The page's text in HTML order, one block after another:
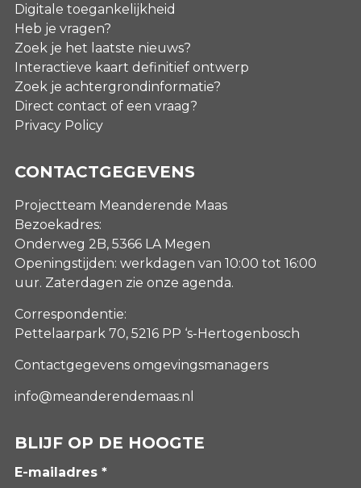
Digitale toegankelijkheid
Heb je vragen?
Zoek je het laatste nieuws?
Interactieve kaart definitief ontwerp
Zoek je achtergrondinformatie?
Direct contact of een vraag?
Privacy Policy
CONTACTGEGEVENS
Projectteam Meanderende Maas
Bezoekadres:
Onderweg 2B, 5366 LA Megen
Openingstijden: werkdagen van 10:00 tot 16:00
uur. Zaterdagen zie onze agenda.
Correspondentie:
Pettelaarpark 70, 5216 PP ‘s-Hertogenbosch
Contactgegevens omgevingsmanagers
info@meanderendemaas.nl
BLIJF OP DE HOOGTE
E-mailadres *